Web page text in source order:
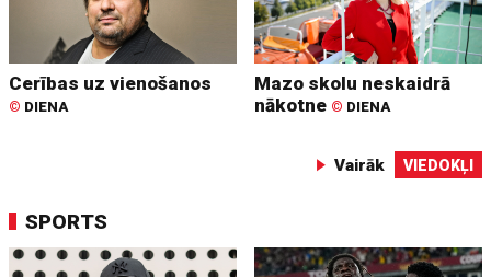
Cerības uz vienošanos
© DIENA
Mazo skolu neskaidrā
nākotne © DIENA
Vairāk VIEDOKĻI
SPORTS